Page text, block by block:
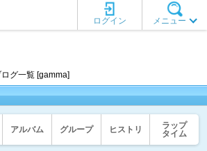
メニュー
ログイン
ログ一覧 [gamma]
アルバム グループ ヒストリ
ラップ
タイム